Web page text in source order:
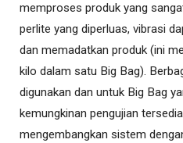
memproses produk yang
perlite yang diperluas, vibrasi
dan memadatkan produk (ini
kilo dalam satu Big Bag).
digunakan dan untuk Big Bag
kemungkinan pengujian
mengembangkan sistem